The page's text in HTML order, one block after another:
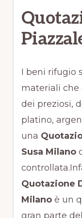
I beni rifugio
materiali che
dei preziosi,
platino,
una
Susa Milano
Quotazione
Milanoè un
gran parte